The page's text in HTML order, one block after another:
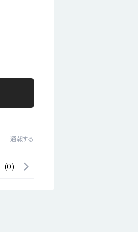
通報する
(0)